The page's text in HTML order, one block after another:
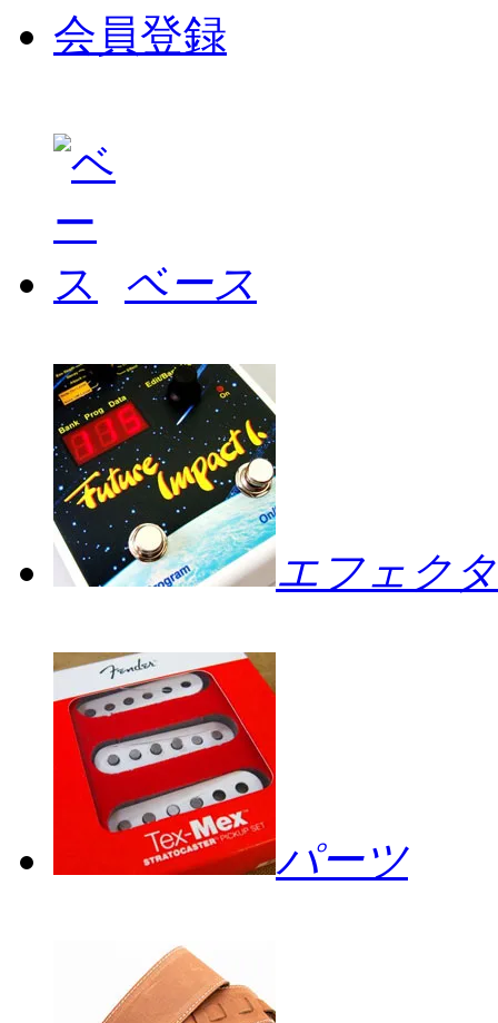
会員登録
ベース
エフェク
パーツ